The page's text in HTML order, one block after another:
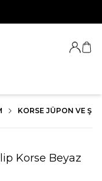
Giriş
KORSE JÜPON VE
Korse Beyaz